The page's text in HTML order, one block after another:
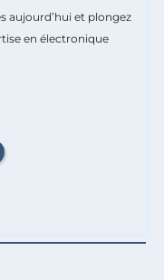
aujourd’hui et plongez
en électronique